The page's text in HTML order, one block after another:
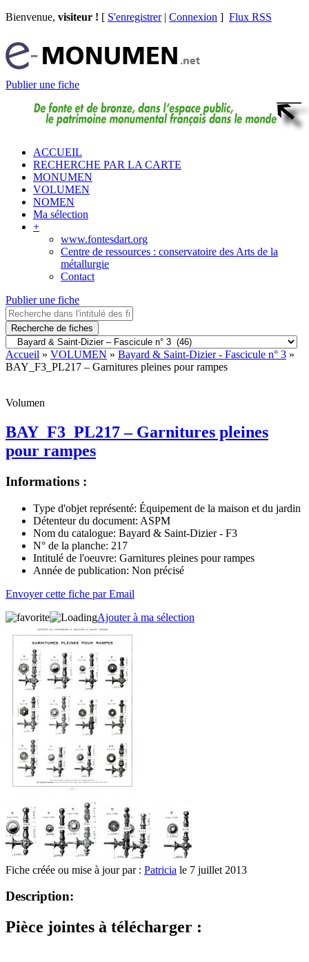
Bienvenue, visiteur ! [ S'enregistrer| Connexion ] Flux RSS
Publier une fiche
ACCUEIL
RECHERCHE PAR LA CARTE
MONUMEN
VOLUMEN
NOMEN
Ma sélection
+
www.fontesdart.org
Centre de ressources : conservatoire des Arts de la
métallurgie
Contact
Publier une fiche
Recherche de fiches
Accueil » VOLUMEN » Bayard & Saint-Dizier - Fascicule n° 3 »
BAY_F3_PL217 – Garnitures pleines pour rampes
Volumen
BAY_F3_PL217 – Garnitures pleines
pour rampes
Informations :
Type d'objet représenté: Équipement de la maison et du jardin
Détenteur du document: ASPM
Nom du catalogue: Bayard & Saint-Dizier - F3
N° de la planche: 217
Intitulé de l'oeuvre: Garnitures pleines pour rampes
Année de publication: Non précisé
Envoyer cette fiche par Email
Ajouter à ma sélection
Fiche créée ou mise à jour par : Patricia le 7 juillet 2013
Description:
Pièce jointes à télécharger :